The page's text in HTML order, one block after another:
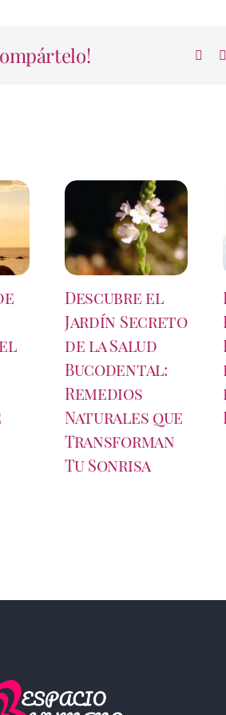
Descubre el
Jardín Secreto
de la Salud
Bucodental:
Remedios
Naturales que
Transforman
Tu Sonrisa